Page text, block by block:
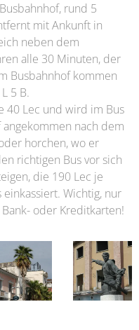
rund 5
mit Ankunft in
neben dem
alle 30 Minuten, der
Busbahnhof kommen
5 B.
40 Lec und wird im Bus
nach dem
horchen, wo er
richtigen Bus vor sich
die 190 Lec je
Wichtig, nur
oder Kreditkarten!